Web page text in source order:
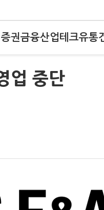
증권금융산업테크유통
업 중단